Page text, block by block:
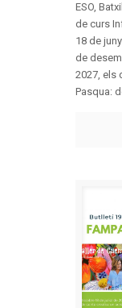
ESO,
de curs
18 de
de
2027, els
Pasqua: